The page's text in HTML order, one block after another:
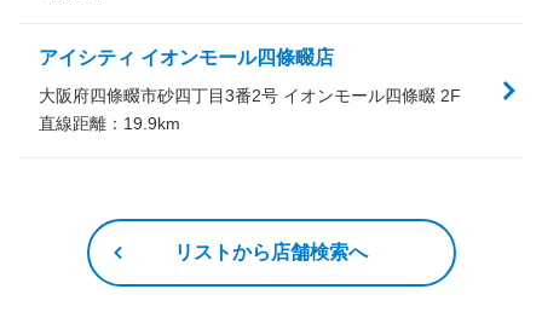
アイシティ イオンモール四條畷店
大阪府四條畷市砂四丁目3番2号 イオンモール四條畷 2F
直線距離： 19.9km
リストから店舗検索へ